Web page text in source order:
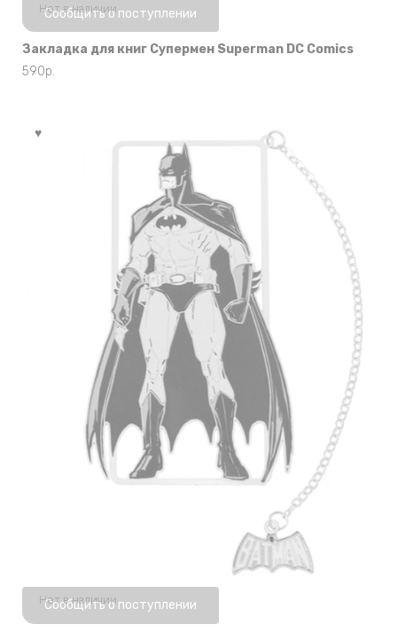
Нет в наличии
Сообщить о поступлении
Закладка для книг Супермен Superman DC Comics
590р.
Нет в наличии
Сообщить о поступлении